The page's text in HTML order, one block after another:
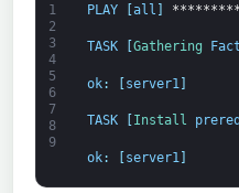
1
2
3
4
5
6
7
8
9
PLAY [all ]
TASK Gathering
ok: [server1 ]
TASK Install
ok: [server1]